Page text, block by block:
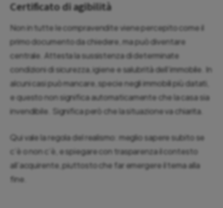
Certificato di agibilità
Non in tutte le compravendite viene percepito come il
primo documento da chiedere, ma può diventare
centrale. Attesta la sussistenza di determinate
condizioni di sicurezza, igiene e salubrità dell’immobile. In
alcuni casi può mancare, specie negli immobili più datati,
e questo non significa automaticamente che la casa sia
invendibile. Significa però che la situazione va chiarita.
Qui vale la regola del realismo: meglio sapere subito se
c’è o non c’è, e spiegare con trasparenza il contesto
all’acquirente, piuttosto che far emergere il tema alla
fine.